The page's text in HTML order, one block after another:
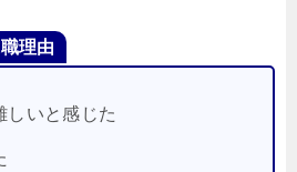
理由
しいと感じた